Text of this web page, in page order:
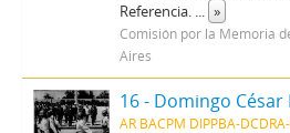
Referencia. ... »
Comisión por la Memoria
Aires
AR BACPM DIPPBA-